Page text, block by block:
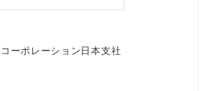
ーポレーション日本支社